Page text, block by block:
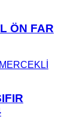
ÖN FAR